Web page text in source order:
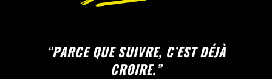
“PARCE QUE SUIVRE, C’EST DÉJÀ
CROIRE.”